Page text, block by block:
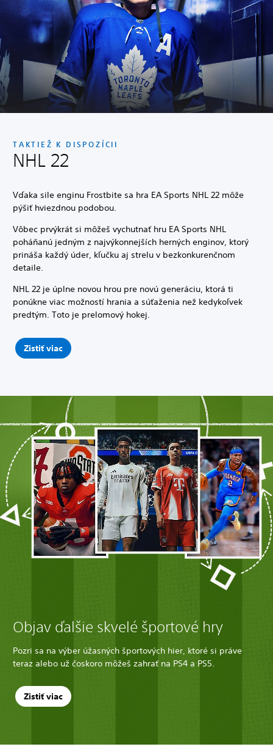
TAKTIEŽ K DISPOZÍCII
NHL 22
Vďaka sile enginu Frostbite sa hra EA Sports NHL 22 môže
pýšiť hviezdnou podobou.
Vôbec prvýkrát si môžeš vychutnať hru EA Sports NHL
poháňanú jedným z najvýkonnejších herných enginov, ktorý
prináša každý úder, kľučku aj strelu v bezkonkurenčnom
detaile.
NHL 22 je úplne novou hrou pre novú generáciu, ktorá ti
ponúkne viac možností hrania a súťaženia než kedykoľvek
predtým. Toto je prelomový hokej.
Zistiť viac
Objav ďalšie skvelé športové hry
Pozri sa na výber úžasných športových hier, ktoré si práve
teraz alebo už čoskoro môžeš zahrať na PS4 a PS5.
Zistiť viac